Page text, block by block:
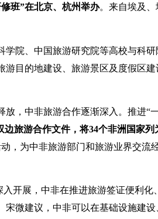
班”在北京、杭州举办。来自埃及
院、中国旅游研究院等高校与科
目的地建设、旅游景区及度假区
，中非旅游合作逐渐深入。推进“
旅游合作文件，将34个非洲国家列
，为中非旅游部门和旅游业界交流
开展，中非在推进旅游签证便利化
微建议，中非可以在基础设施建